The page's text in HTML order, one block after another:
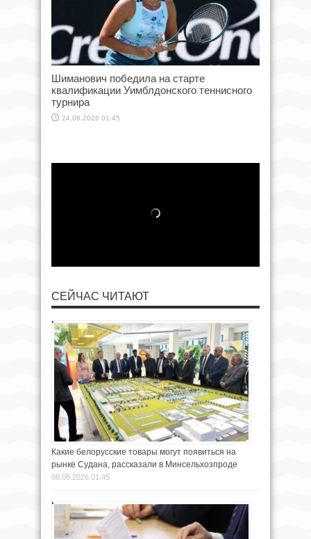
Шиманович победила на старте
квалификации Уимблдонского теннисного
турнира
24.06.2026 01:45
СЕЙЧАС ЧИТАЮТ
Какие белорусские товары могут появиться на
рынке Судана, рассказали в Минсельхозпроде
08.05.2026 01:45